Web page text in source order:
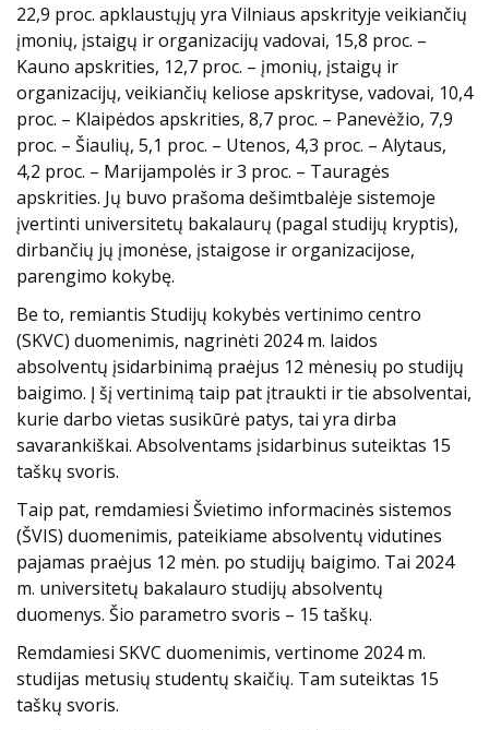
22,9 proc. apklaustųjų yra Vilniaus apskrityje veikiančių
įmonių, įstaigų ir organizacijų vadovai, 15,8 proc. –
Kauno apskrities, 12,7 proc. – įmonių, įstaigų ir
organizacijų, veikiančių keliose apskrityse, vadovai, 10,4
proc. – Klaipėdos apskrities, 8,7 proc. – Panevėžio, 7,9
proc. – Šiaulių, 5,1 proc. – Utenos, 4,3 proc. – Alytaus,
4,2 proc. – Marijampolės ir 3 proc. – Tauragės
apskrities. Jų buvo prašoma dešimtbalėje sistemoje
įvertinti universitetų bakalaurų (pagal studijų kryptis),
dirbančių jų įmonėse, įstaigose ir organizacijose,
parengimo kokybę.
Be to, remiantis Studijų kokybės vertinimo centro
(SKVC) duomenimis, nagrinėti 2024 m. laidos
absolventų įsidarbinimą praėjus 12 mėnesių po studijų
baigimo. Į šį vertinimą taip pat įtraukti ir tie absolventai,
kurie darbo vietas susikūrė patys, tai yra dirba
savarankiškai. Absolventams įsidarbinus suteiktas 15
taškų svoris.
Taip pat, remdamiesi Švietimo informacinės sistemos
(ŠVIS) duomenimis, pateikiame absolventų vidutines
pajamas praėjus 12 mėn. po studijų baigimo. Tai 2024
m. universitetų bakalauro studijų absolventų
duomenys. Šio parametro svoris – 15 taškų.
Remdamiesi SKVC duomenimis, vertinome 2024 m.
studijas metusių studentų skaičių. Tam suteiktas 15
taškų svoris.